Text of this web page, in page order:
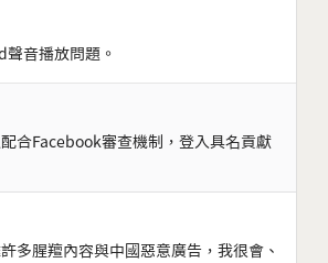
音播放問題。
合Facebook審查機制，登入具名貢獻
多腥羶內容與中國惡意廣告，我很會、